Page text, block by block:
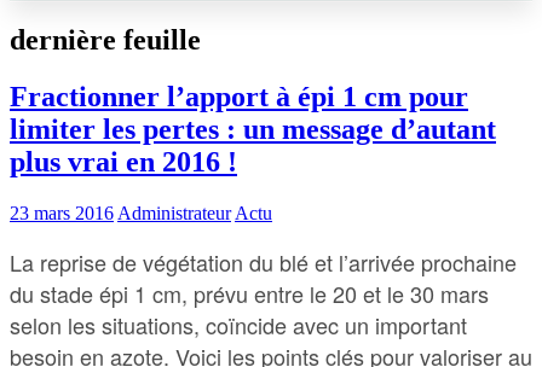
dernière feuille
Fractionner l’apport à épi 1 cm pour
limiter les pertes : un message d’autant
plus vrai en 2016 !
23 mars 2016 Administrateur Actu
La reprise de végétation du blé et l’arrivée prochaine
du stade épi 1 cm, prévu entre le 20 et le 30 mars
selon les situations, coïncide avec un important
besoin en azote. Voici les points clés pour valoriser au